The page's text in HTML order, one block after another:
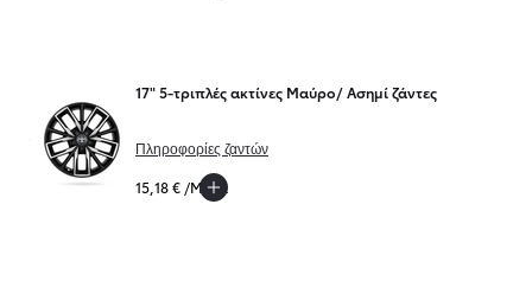
17" 5-τριπλές ακτίνες Μαύρο/ Ασημί ζάντες
Πληροφορίες ζαντών
15,18 € /Μήνα